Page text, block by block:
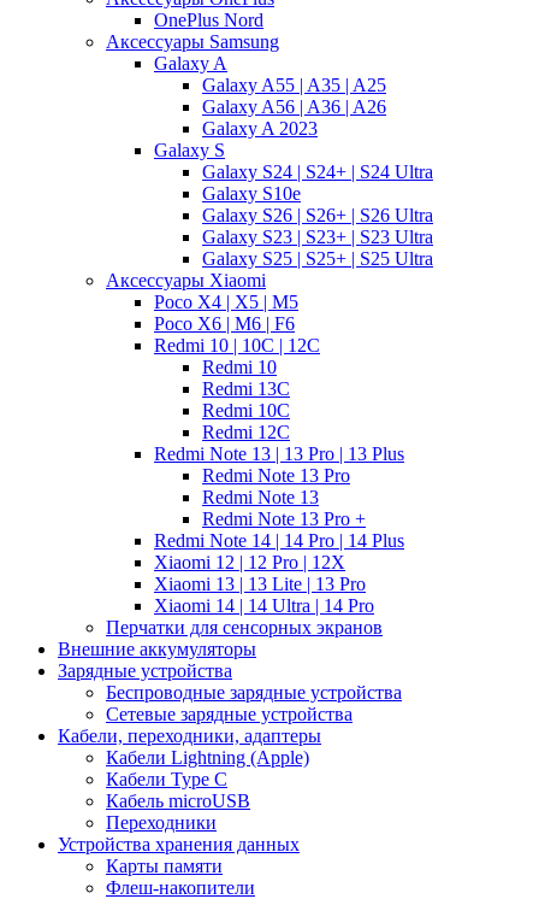
OnePlus Nord
Аксессуары Samsung
Galaxy A
Galaxy A55 | A35 | A25
Galaxy A56 | A36 | A26
Galaxy A 2023
Galaxy S
Galaxy S24 | S24+ | S24 Ultra
Galaxy S10e
Galaxy S26 | S26+ | S26 Ultra
Galaxy S23 | S23+ | S23 Ultra
Galaxy S25 | S25+ | S25 Ultra
Аксессуары Xiaomi
Poco X4 | X5 | M5
Poco X6 | M6 | F6
Redmi 10 | 10C | 12C
Redmi 10
Redmi 13C
Redmi 10C
Redmi 12C
Redmi Note 13 | 13 Pro | 13 Plus
Redmi Note 13 Pro
Redmi Note 13
Redmi Note 13 Pro +
Redmi Note 14 | 14 Pro | 14 Plus
Xiaomi 12 | 12 Pro | 12X
Xiaomi 13 | 13 Lite | 13 Pro
Xiaomi 14 | 14 Ultra | 14 Pro
Перчатки для сенсорных экранов
Внешние аккумуляторы
Зарядные устройства
Беспроводные зарядные устройства
Сетевые зарядные устройства
Кабели, переходники, адаптеры
Кабели Lightning (Apple)
Кабели Type C
Кабель microUSB
Переходники
Устройства хранения данных
Карты памяти
Флеш-накопители